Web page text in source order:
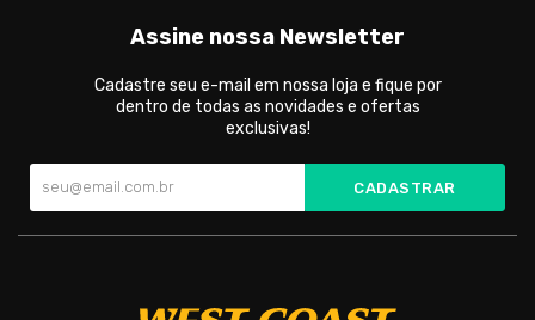
Assine nossa Newsletter
Cadastre seu e-mail em nossa loja e fique por
dentro de todas as novidades e ofertas
exclusivas!
CADASTRAR